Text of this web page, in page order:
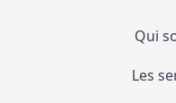
Qui
Les